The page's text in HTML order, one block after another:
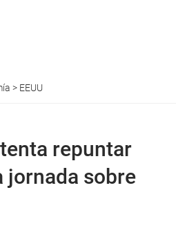
> EEUU
repuntar
jornada sobre